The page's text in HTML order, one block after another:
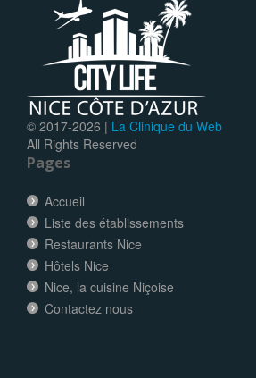
© 2017-2026 | La Clinique du Web
All Rights Reserved
Pages
Accueil
Liste des établissements
Restaurants Nice
Hôtels Nice
Nice, la cuisine Niçoise
Contactez nous